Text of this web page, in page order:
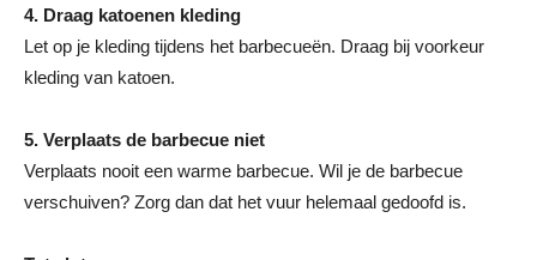
4. Draag katoenen kleding
Let op je kleding tijdens het barbecueën. Draag bij voorkeur
kleding van katoen.
5. Verplaats de barbecue niet
Verplaats nooit een warme barbecue. Wil je de barbecue
verschuiven? Zorg dan dat het vuur helemaal gedoofd is.